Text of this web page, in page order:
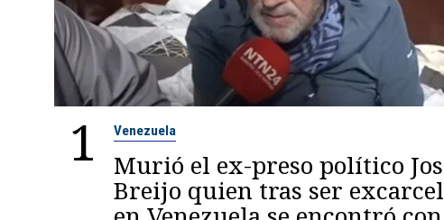
1 Venezuela
Murió el ex-preso político
Breijo quien tras ser